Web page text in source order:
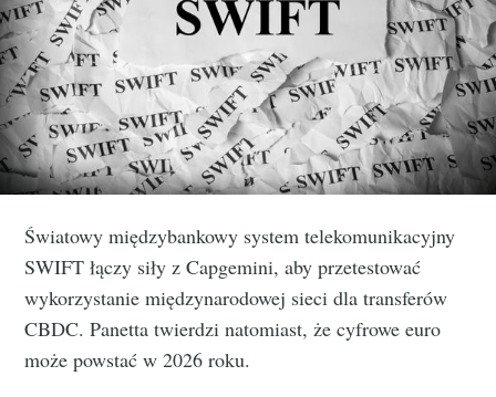
Światowy międzybankowy system telekomunikacyjny
SWIFT łączy siły z Capgemini, aby przetestować
wykorzystanie międzynarodowej sieci dla transferów
CBDC. Panetta twierdzi natomiast, że cyfrowe euro
może powstać w 2026 roku.